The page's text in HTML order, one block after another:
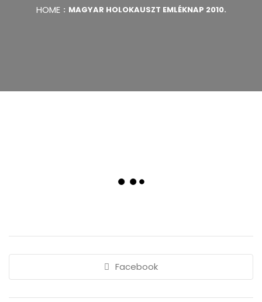
HOME MAGYAR HOLOKAUSZT EMLÉKNAP 2010.
Facebook